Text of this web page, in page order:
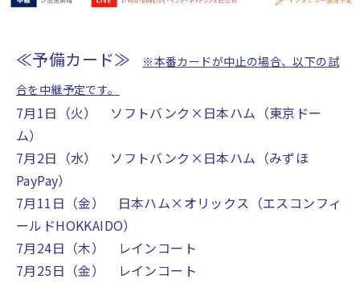
≪予備カード≫
※本番カードが中止の場合、以下の試
合を中継予定です。
7月1日（火） ソフトバンク×日本ハム（東京ドー
ム）
7月2日（水） ソフトバンク×日本ハム（みずほ
PayPay）
7月11日（金） 日本ハム×オリックス（エスコンフィ
ールドHOKKAIDO）
7月24日（木） レインコート
7月25日（金） レインコート